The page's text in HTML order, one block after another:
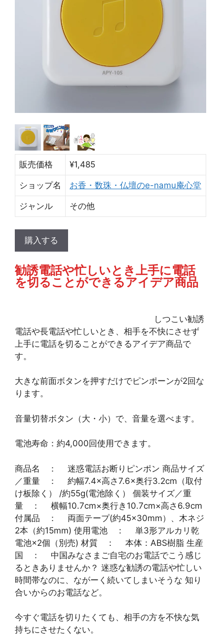
販売価格 ¥1,485
ショップ名 お香・数珠・仏壇のe-namu庵心堂
ジャンル その他
購入する
勧誘電話や忙しいとき上手に電話
を切ることができるアイデア商品
しつこい勧誘
電話や長電話や忙しいとき、相手を不快にさせず
上手に電話を切ることができるアイデア商品で
す。
大きな前面ボタンを押すだけでピンポーンが2回な
ります。
音量切替ボタン（大・小）で、音量を選べます。
電池寿命：約4,000回使用できます。
商品名 ： 迷惑電話お断りピンポン 商品サイズ
／重量 ： 約幅7.4×高さ7.6×奥行3.2cm（取付
け板除く） /約55g(電池除く） 個装サイズ／重
量 ： 横幅10.7cm×奥行き10.7cm×高さ6.9cm
付属品 ： 両面テープ(約45×30mm）、木ネジ
2本（約15mm) 使用電池 ： 単3形アルカリ乾
電池×2個（別売) 材質 ： 本体：ABS樹脂 生産
国 ： 中国みなさまご自宅のお電話でこう感じ
るときありませんか？ 迷惑な勧誘の電話や忙しい
時間帯なのに、ながーく続いてしまいそうな 知り
合いからのお電話など。
今すぐ電話を切りたくても、相手の方を不快な気
持ちにさせたくない。